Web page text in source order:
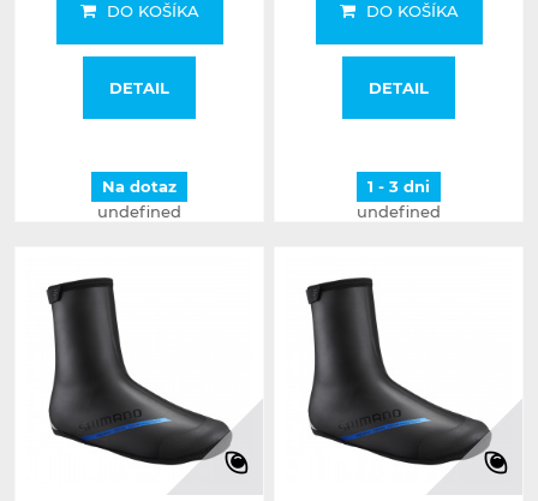
DO KOŠÍKA
DETAIL
Na dotaz
undefined
DO KOŠÍKA
DETAIL
1 - 3 dni
undefined